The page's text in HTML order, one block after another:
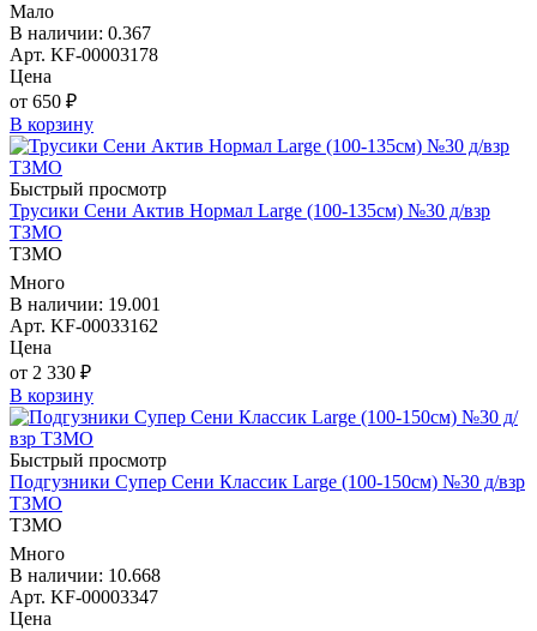
Мало
В наличии: 0.367
Арт. KF-00003178
Цена
от 650 ₽
В корзину
Быстрый просмотр
Трусики Сени Актив Нормал Large (100-135см) №30 д/взр
ТЗМО
ТЗМО
Много
В наличии: 19.001
Арт. KF-00033162
Цена
от 2 330 ₽
В корзину
Быстрый просмотр
Подгузники Супер Сени Классик Large (100-150см) №30 д/взр
ТЗМО
ТЗМО
Много
В наличии: 10.668
Арт. KF-00003347
Цена